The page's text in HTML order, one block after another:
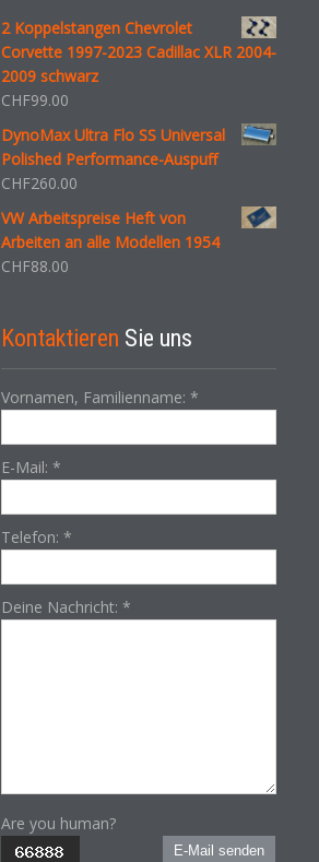
2 Koppelstangen Chevrolet
Corvette 1997-2023 Cadillac XLR 2004-
2009 schwarz
CHF99.00
DynoMax Ultra Flo SS Universal
Polished Performance-Auspuff
CHF260.00
VW Arbeitspreise Heft von
Arbeiten an alle Modellen 1954
CHF88.00
Kontaktieren Sie uns
Vornamen, Familienname: *
E-Mail: *
Telefon: *
Deine Nachricht: *
Are you human?
E-Mail senden